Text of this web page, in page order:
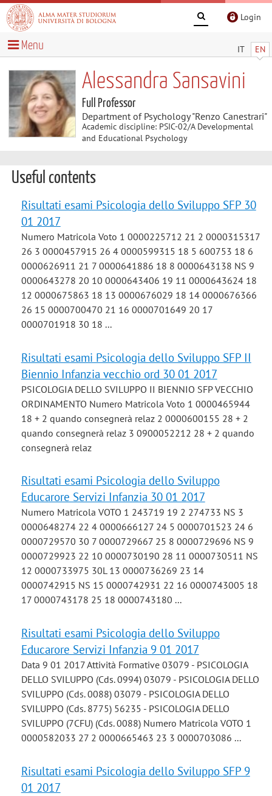
Login
IT EN
Menu
Alessandra Sansavini
Full Professor
Department of Psychology "Renzo Canestrari"
Academic discipline: PSIC-02/A Developmental
and Educational Psychology
Useful contents
Risultati esami Psicologia dello Sviluppo SFP 30
01 2017
Numero Matricola Voto 1 0000225712 21 2 0000315317
26 3 0000457915 26 4 0000599315 18 5 600753 18 6
0000626911 21 7 0000641886 18 8 0000643138 NS 9
0000643278 20 10 0000643406 19 11 0000643624 18
12 0000675863 18 13 0000676029 18 14 0000676366
26 15 0000700470 21 16 0000701649 20 17
0000701918 30 18 ...
Risultati esami Psicologia dello Sviluppo SFP II
Biennio Infanzia vecchio ord 30 01 2017
PSICOLOGIA DELLO SVILUPPO II BIENNIO SFP VECCHIO
ORDINAMENTO Numero Matricola Voto 1 0000465944
18 + 2 quando consegnerà relaz 2 0000600155 28 + 2
quando consegnerà relaz 3 0900052212 28 + 2 quando
consegnerà relaz
Risultati esami Psicologia dello Sviluppo
Educarore Servizi Infanzia 30 01 2017
Numero Matricola VOTO 1 243719 19 2 274733 NS 3
0000648274 22 4 0000666127 24 5 0000701523 24 6
0000729570 30 7 0000729667 25 8 0000729696 NS 9
0000729923 22 10 0000730190 28 11 0000730511 NS
12 0000733975 30L 13 0000736269 23 14
0000742915 NS 15 0000742931 22 16 0000743005 18
17 0000743178 25 18 0000743180 ...
Risultati esami Psicologia dello Sviluppo
Educarore Servizi Infanzia 9 01 2017
Data 9 01 2017 Attività Formative 03079 - PSICOLOGIA
DELLO SVILUPPO (Cds. 0994) 03079 - PSICOLOGIA DELLO
SVILUPPO (Cds. 0088) 03079 - PSICOLOGIA DELLO
SVILUPPO (Cds. 8775) 56235 - PSICOLOGIA DELLO
SVILUPPO (7CFU) (Cds. 0088) Numero Matricola VOTO 1
0000582033 27 2 0000665463 23 3 0000703086 ...
Risultati esami Psicologia dello Sviluppo SFP 9
01 2017